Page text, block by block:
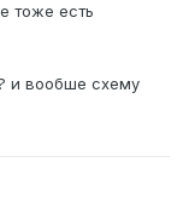
тоже есть
и вообше схему